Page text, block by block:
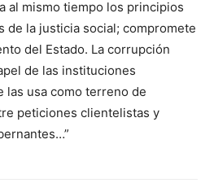
al mismo tiempo los principios
de la justicia social; compromete
del Estado. La corrupción
de las instituciones
las usa como terreno de
peticiones clientelistas y